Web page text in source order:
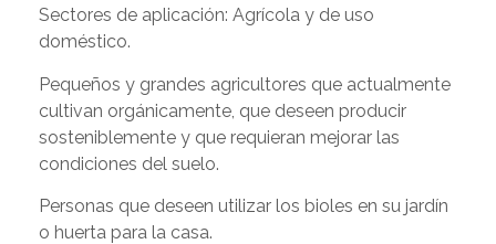
Sectores de aplicación: Agrícola y de uso
doméstico.
Pequeños y grandes agricultores que actualmente
cultivan orgánicamente, que deseen producir
sosteniblemente y que requieran mejorar las
condiciones del suelo.
Personas que deseen utilizar los bioles en su jardín
o huerta para la casa.